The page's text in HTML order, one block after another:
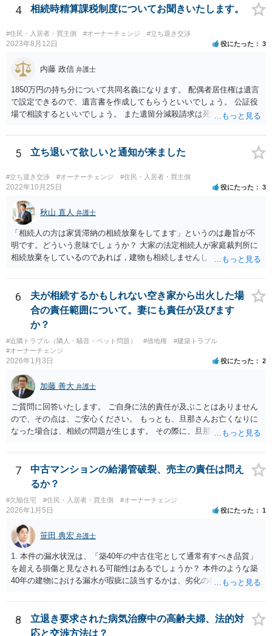
応の正当事由があるので立退料と引き換えに明渡請求が認められるこ
ともありますし、それでも一応の正当事由もないとして立退料にかか
わらず正当事由に欠けるとして明渡請求が認められないこともありま
す。
4 相続時精算課税制度についてお聞きいたします。
#住民・入居者・買主側 #オーナーチェンジ #立ち退き交渉
2023年8月12日 役にたった 3
内藤 政信 弁護士
1850万円の持ち分について共同名義になります。 配偶者居住権は遺言
で設定できるので、遺言書を作成してもらうといいでしょう。 公証役
場で相談するといいでしょう。 また遺留分減殺請求は死亡前10年分の
ね。
5 立ち退いて欲しいと通知が来ました
#立ち退き交渉 #オーナーチェンジ #住民・入居者・買主側
2022年10月25日 役にたった 3
秋山 直人 弁護士
「相続人の方は家賃滞納の相続放棄をしてます」というのは趣旨が不
明です。どういう意味でしょうか？ 大家の法定相続人が家庭裁判所に
相続放棄をしているのであれば，建物も相続しませんし，相続放棄を
状態にあるということは，賃貸借契約自体を解除されても文句が言え
ない状態にあるということなので，通常，立退料はもらえません。 立
退料を請求したり，立退きを拒否するのであれば，まずは滞納賃料の
解消が先決です。
6
夫が相続するかもしれない空き家から出火した場
合の責任範囲について。妻にも責任が及びます
か？
#近隣トラブル（隣人・騒音・ペット問題） #借地権
#建築トラブル
#オーナーチェンジ
2026年1月3日 役にたった 2
加藤 善大 弁護士
ご質問に回答いたします。 ご自身に法的責任が及ぶことはありません
ので、その点は、ご安心ください。 もっとも、旦那さんお亡くなりに
なった場合は、相続の問題が生じます。 その際に、旦那さんが損害賠
とにはなります。 また、建物は旦那さんも２分の１を相続したことに
なっていますが、 遺産分割未了のまま旦那さんが亡くなると、ご質問
者様がその２分の１の分を相続することになります。 借家に建ってい
る建物の相続問題が２０年以上未解決である理由が不明ではあります
が、 まずはその点をはっきりさせた方がよさそうですね。 ご質問に対
する回答は以上ですが、可能であれば、ご依頼になるかは別にして、
お近くの弁護士に直接相談されて、今後の対応についてアドバイスを
求めることをおすすめいたします。 ご参考にしていただけますと幸い
です。
7
中古マンションの給湯管破裂、売主の責任は問え
るか？
#欠陥住宅 #住民・入居者・買主側 #オーナーチェンジ
2026年1月5日 役にたった 1
笹田 典宏 弁護士
1. 本件の漏水状況は、「築40年の中古住宅として通常有すべき品質」
を超える損傷と見なされる可能性はあるでしょうか？ 本件のような築
40年の建物における漏水が瑕疵に該当するかは、劣化の程度や居住へ
ば、通常生じうる事象であるとも考えられます。 一方で、建物内部の
漏水は居住を困難にする要素の一つであり、漏水の箇所や程度によっ
ては瑕疵と判断される可能性があります。 2. 当方は購入時点で賃貸借
8
立退き要求された病気治療中の高齢夫婦、法的対
応と交渉方法は？